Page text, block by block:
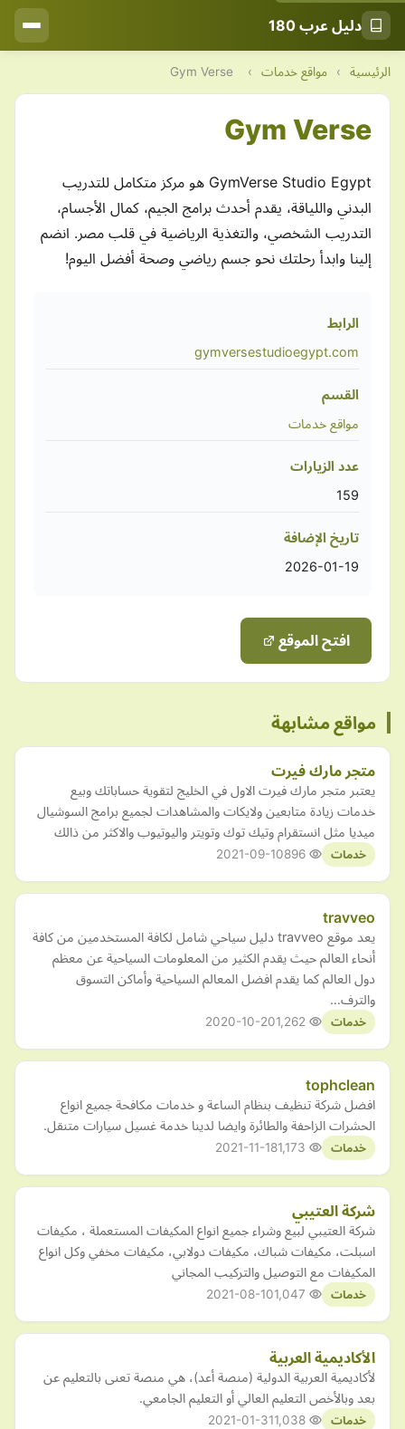
دليل عرب 180
الرئيسية › مواقع خدمات ›
Gym Verse
Gym Verse
GymVerse Studio Egypt هو مركز متكامل للتدريب
البدني واللياقة، يقدم أحدث برامج الجيم، كمال الأجسام،
التدريب الشخصي، والتغذية الرياضية في قلب مصر. انضم
إلينا وابدأ رحلتك نحو جسم رياضي وصحة أفضل اليوم!
الرابط
gymversestudioegypt.com
القسم
مواقع خدمات
عدد الزيارات
159
تاريخ الإضافة
2026-01-19
افتح الموقع
مواقع مشابهة
متجر مارك فيرت
يعتبر متجر مارك فيرت الاول في الخليج لتقوية حساباتك وبيع
خدمات زيادة متابعين ولايكات والمشاهدات لجميع برامج السوشيال
ميديا مثل انستقرام وتيك توك وتويتر واليوتيوب والاكثر من ذالك
خدمات 2021-09-10
travveo
يعد موقع travveo دليل سياحي شامل لكافة المستخدمين من كافة
أنحاء العالم حيث يقدم الكثير من المعلومات السياحية عن معظم
دول العالم كما يقدم افضل المعالم السياحية وأماكن التسوق
والترف…
خدمات 2020-10-20
tophclean
افضل شركة تنظيف بنظام الساعة و خدمات مكافحة جميع انواع
الحشرات الزاحفة والطائرة وايضا لدينا خدمة غسيل سيارات متنقل.
خدمات 2021-11-18
شركة العتيبي
شركة العتيبي لبيع وشراء جميع انواع المكيفات المستعملة ، مكيفات
اسبلت، مكيفات شباك، مكيفات دولابي، مكيفات مخفي وكل انواع
المكيفات مع التوصيل والتركيب المجاني
خدمات 2021-08-10
الأكاديمية العربية
لأكاديمية العربية الدولية (منصة أعد)، هي منصة تعنى بالتعليم عن
بعد وبالأخص التعليم العالي أو التعليم الجامعي.
خدمات 2021-01-31